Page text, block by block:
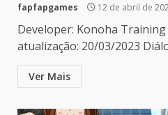
fapfapgames 12 de abril de
Developer: Konoha
atualização: 20/03/2023
Ver Mais